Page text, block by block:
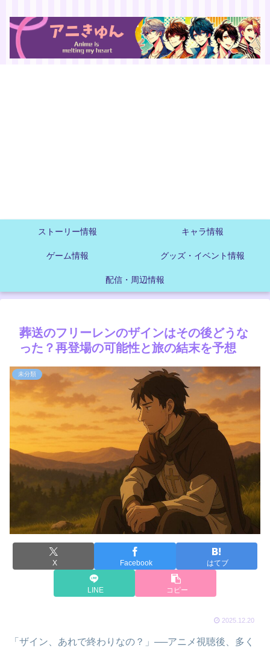
ストーリー情報 キャラ情報
ゲーム情報 グッズ・イベント情報
配信・周辺情報
葬送のフリーレンのザインはその後どうな
った？再登場の可能性と旅の結末を予想
未分類
X Facebook はてブ
LINE コピー
2025.12.20
「ザイン、あれで終わりなの？」──アニメ視聴後、多く